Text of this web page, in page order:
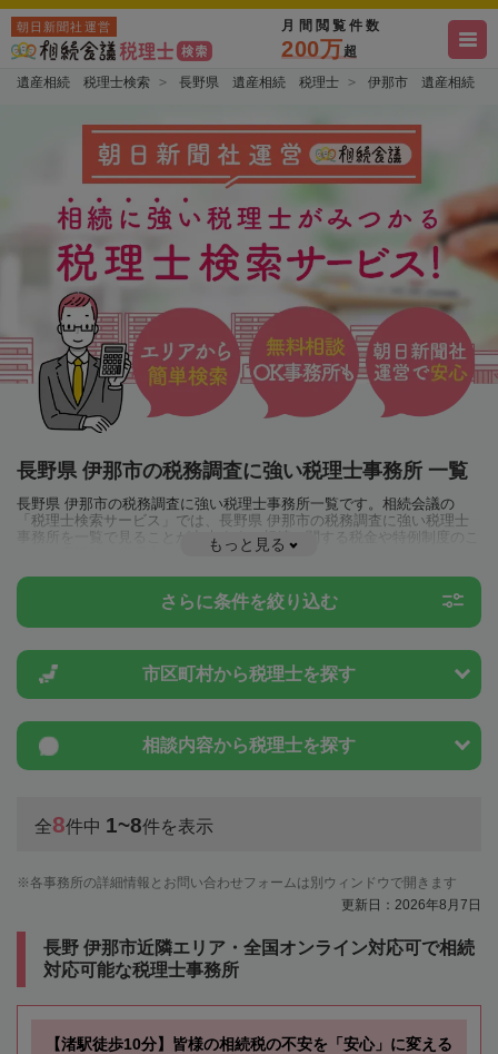
朝日新聞社運営 月間閲覧件数
200万超
遺産相続 税理士検索 長野県 遺産相続 税理士 伊那市 遺産相続
長野県 伊那市の税務調査に強い税理士事務所 一覧
長野県 伊那市の税務調査に強い税理士事務所一覧です。相続会議の
「税理士検索サービス」では、長野県 伊那市の税務調査に強い税理士
事務所を一覧で見ることが出来ます。相続に関する税金や特例制度のこ
とは一度近隣の税理士に相談してみましょう。
もっと見る
さらに条件を絞り込む
市区町村から税理士を探す
相談内容から税理士を探す
全8件中 1~8件を表示
各事務所の詳細情報とお問い合わせフォームは別ウィンドウで開きます
更新日：2026年8月7日
長野 伊那市近隣エリア・全国オンライン対応可で相続
対応可能な税理士事務所
【渚駅徒歩10分】皆様の相続税の不安を「安心」に変える